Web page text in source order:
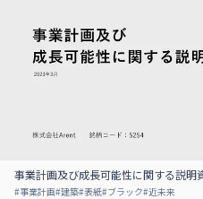
事業計画及び成長可能性に関する説明
#事業計画#建築#表紙#ブラック#近未来